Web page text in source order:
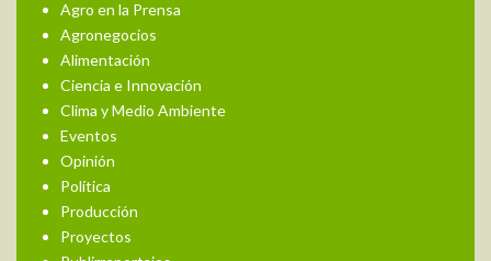
Agro en la Prensa
Agronegocios
Alimentación
Ciencia e Innovación
Clima y Medio Ambiente
Eventos
Opinión
Política
Producción
Proyectos